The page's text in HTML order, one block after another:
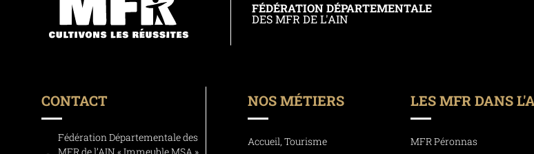
FÉDÉRATION DÉPARTEMENTALE
DES MFR DE L'AIN
CONTACT
Fédération Départementale des
NOS MÉTIERS
Accueil, Tourisme
LES MFR DANS
MFR Péronnas